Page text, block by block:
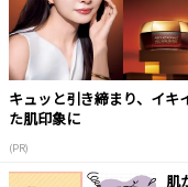
キュッと引き締まり、イキ
た肌印象に
(PR)
肌